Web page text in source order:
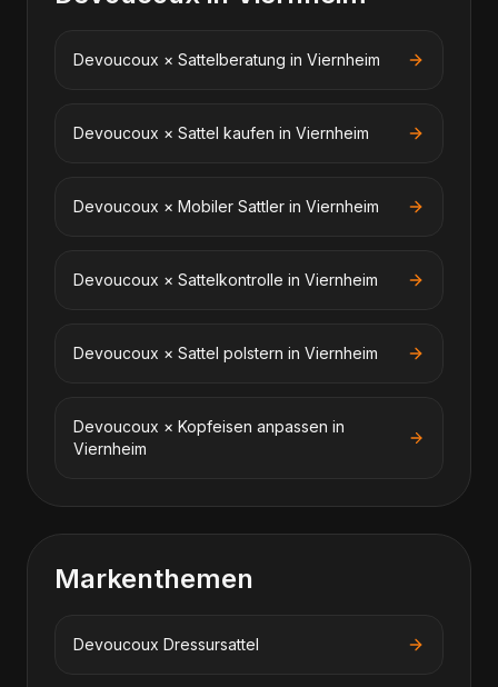
Devoucoux × Sattelberatung in Viernheim
Devoucoux × Sattel kaufen in Viernheim
Devoucoux × Mobiler Sattler in Viernheim
Devoucoux × Sattelkontrolle in Viernheim
Devoucoux × Sattel polstern in Viernheim
Devoucoux × Kopfeisen anpassen in
Viernheim
Markenthemen
Devoucoux Dressursattel